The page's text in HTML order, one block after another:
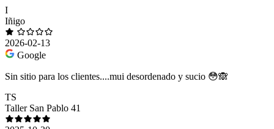
I
Iñigo
2026-02-13
Google
Sin sitio para los clientes....mui desordenado y sucio 😳🙈
TS
Taller San Pablo 41